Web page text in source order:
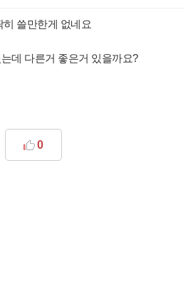
쓸만한게 없네요
데 다른거 좋은거 있을까요?
0